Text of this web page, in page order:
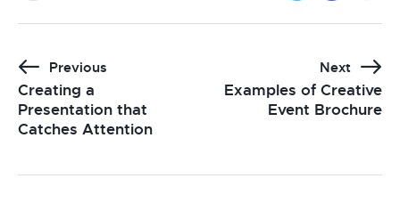
Navegación
de
entradas
Previous
Creating a
Presentation that
Catches Attention
Next
Examples of Creative
Event Brochure